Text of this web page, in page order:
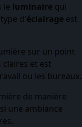
le luminaire qui
d'éclairage est
sur un point
et est
ou les bureaux.
de manière
une ambiance